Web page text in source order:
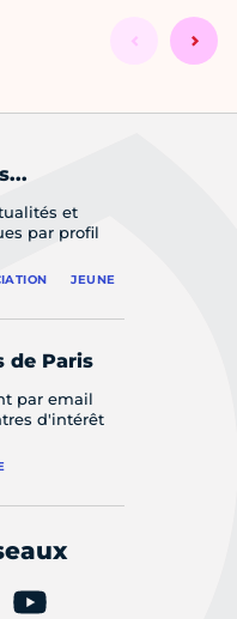
et
par profil
JEUNE
de Paris
par email
d'intérêt